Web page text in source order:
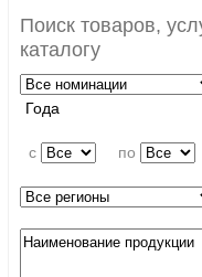
Поиск товаров,
каталогу
Года
c по